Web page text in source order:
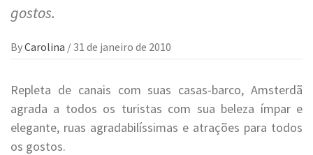
gostos.
ByCarolina / 31 de janeiro de 2010
Repleta de canais com suas casas-barco, Amsterdã
agrada a todos os turistas com sua beleza ímpar e
elegante, ruas agradabilíssimas e atrações para todos
os gostos.